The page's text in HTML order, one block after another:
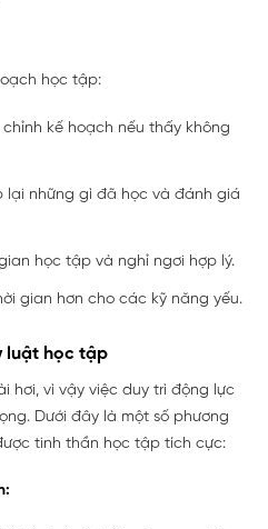
học tập:
kế hoạch nếu thấy không
lại những gì đã học và đánh giá
học tập và nghỉ ngơi hợp lý.
gian hơn cho các kỹ năng yếu.
luật học tập
hơi, vì vậy việc duy trì động lực
Dưới đây là một số phương
tinh thần học tập tích cực: